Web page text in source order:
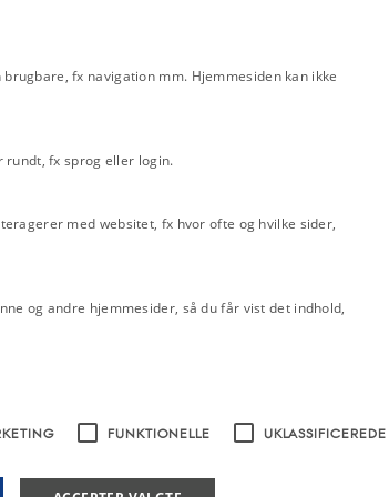
De Danske Ministerier 1972-1993
placering Kernestof ideologiernes kamp
fx navigation mm. Hjemmesiden kan ikke
rundt, fx sprog eller login.
med websitet, fx hvor ofte og hvilke sider,
og andre hjemmesider, så du får vist det indhold,
FUNKTIONELLE UKLASSIFICEREDE